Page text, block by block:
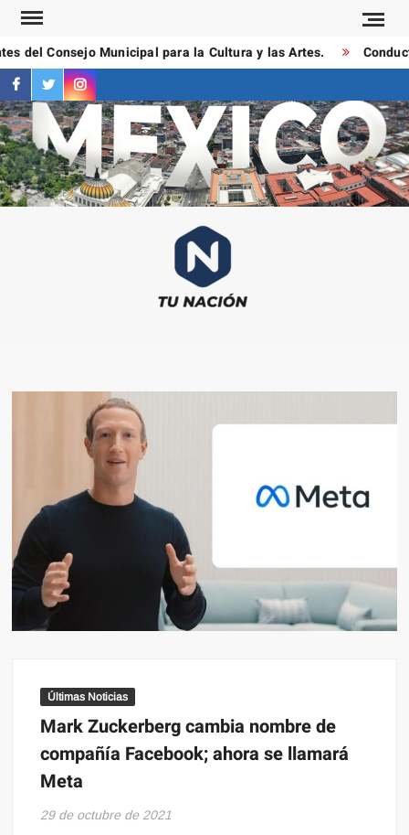
Saltar
contenido
Consejo Municipal para la Cultura y las Artes.
facebook
twitterinstagram
Últimas Noticias
Mark Zuckerberg cambia nombre de
compañía Facebook; ahora se llamará
Meta
29 de octubre de 2021